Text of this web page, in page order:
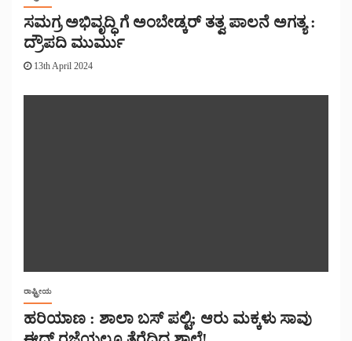
ಸಮಗ್ರ ಅಭಿವೃದ್ಧಿ ಗೆ ಅಂಬೇಡ್ಕರ್ ತತ್ವ ಪಾಲನೆ ಅಗತ್ಯ :
ದ್ರೌಪದಿ ಮುರ್ಮು
13th April 2024
ರಾಷ್ಟ್ರೀಯ
ಹರಿಯಾಣ : ಶಾಲಾ ಬಸ್ ಪಲ್ಟಿ; ಆರು ಮಕ್ಕಳು ಸಾವು